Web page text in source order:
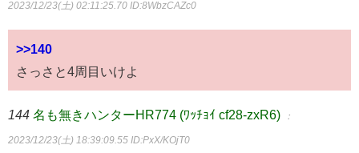
2023/12/23(土) 02:11:25.70 ID:8WbzCAZc0
>>140
さっさと4周目いけよ
144 名も無きハンターHR774 (ﾜｯﾁｮｲ cf28-zxR6) ：
2023/12/23(土) 18:39:09.55 ID:PxX/KOjT0